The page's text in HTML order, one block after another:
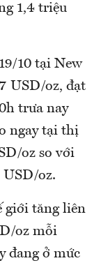
1,4 triệu
10 tại New
USD/oz, đạt
trưa nay
ngay tại thị
oz so với
USD/oz.
giới tăng liên
oz mỗi
đang ở mức